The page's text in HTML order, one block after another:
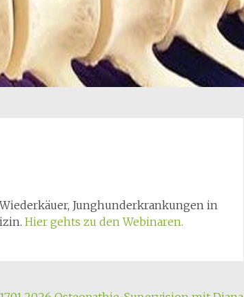
Junghunderkrankungen in
Hier gehts zu den Webinaren.